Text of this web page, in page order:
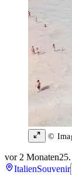
©
vor 2 Monaten
ItalienSouvenir